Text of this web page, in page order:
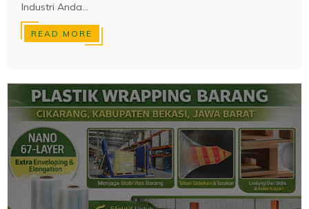
Industri Anda...
READ MORE